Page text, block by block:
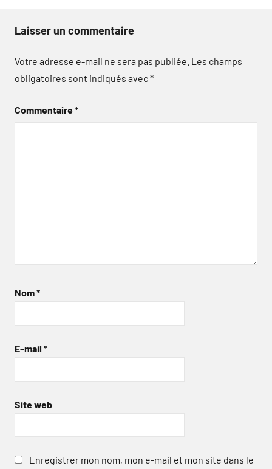
Laisser un commentaire
Votre adresse e-mail ne sera pas publiée. Les champs
obligatoires sont indiqués avec*
Commentaire*
Nom*
E-mail *
Site web
Enregistrer mon nom, mon e-mail et mon site dans le